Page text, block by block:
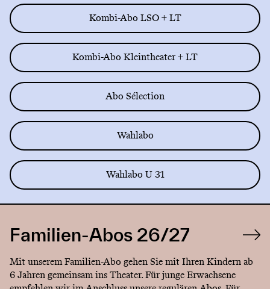
Kombi-Abo LSO + LT
Kombi-Abo Kleintheater + LT
Abo Sélection
Wahlabo
Wahlabo U 31
Familien-Abos 26/27
Mit unserem Familien-Abo gehen Sie mit Ihren Kindern ab
6 Jahren gemeinsam ins Theater. Für junge Erwachsene